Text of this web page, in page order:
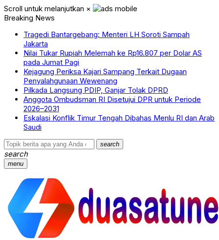
Scroll untuk melanjutkan ×
Breaking News
Tragedi Bantargebang: Menteri LH Soroti Sampah
Jakarta
Nilai Tukar Rupiah Melemah ke Rp16.807 per Dolar AS
pada Jumat Pagi
Kejagung Periksa Kajari Sampang Terkait Dugaan
Penyalahgunaan Wewenang
Pilkada Langsung PDIP, Ganjar Tolak DPRD
Anggota Ombudsman RI Disetujui DPR untuk Periode
2026–2031
Eskalasi Konflik Timur Tengah Dibahas Menlu RI dan Arab
Saudi
search
search
menu